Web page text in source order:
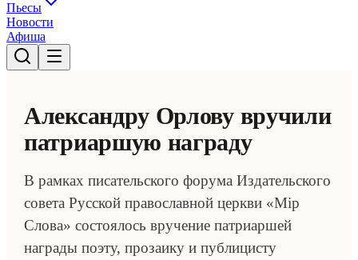
Пьесы
Новости
Афиша
Александру Орлову вручили
патриаршую награду
В рамках писательского форума Издательского
совета Русской православной церкви «Мiр
Слова» состоялось вручение патриаршей
награды поэту, прозаику и публицисту